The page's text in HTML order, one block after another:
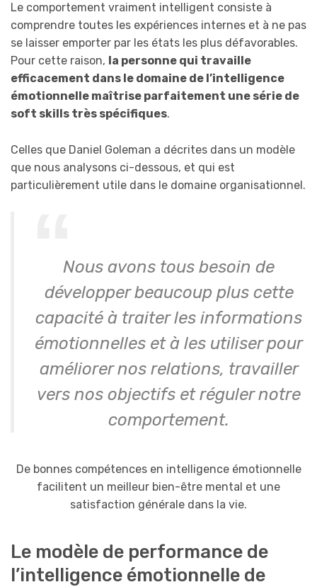
Le comportement vraiment intelligent consiste à
comprendre toutes les expériences internes et à ne pas
se laisser emporter par les états les plus défavorables.
Pour cette raison, la personne qui travaille
efficacement dans le domaine de l’intelligence
émotionnelle maîtrise parfaitement une série de
soft skills très spécifiques.
Celles que Daniel Goleman a décrites dans un modèle
que nous analysons ci-dessous, et qui est
particulièrement utile dans le domaine organisationnel.
Nous avons tous besoin de
développer beaucoup plus cette
capacité à traiter les informations
émotionnelles et à les utiliser pour
améliorer nos relations, travailler
vers nos objectifs et réguler notre
comportement.
De bonnes compétences en intelligence émotionnelle
facilitent un meilleur bien-être mental et une
satisfaction générale dans la vie.
Le modèle de performance de
l’intelligence émotionnelle de